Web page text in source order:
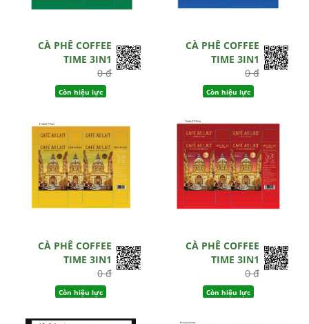
CÀ PHÊ COFFEE
TIME 3IN1
0 đ
Còn hiệu lực
CÀ PHÊ COFFEE
TIME 3IN1
0 đ
Còn hiệu lực
CÀ PHÊ COFFEE
TIME 3IN1
0 đ
Còn hiệu lực
CÀ PHÊ COFFEE
TIME 3IN1
0 đ
Còn hiệu lực